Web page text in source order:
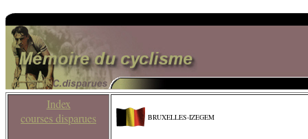
Index
courses disparues
BRUXELLES-IZEGEM